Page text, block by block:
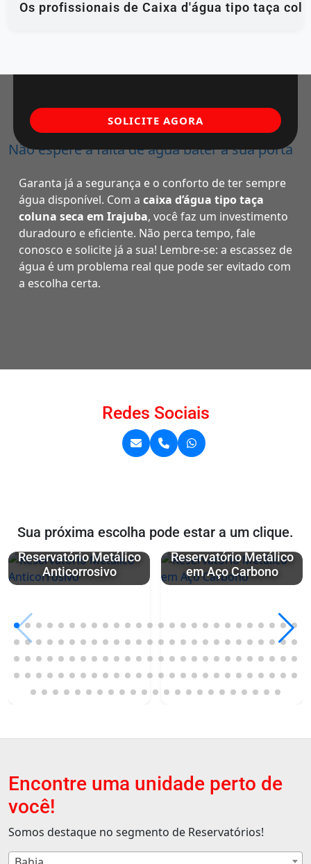
Os profissionais de Caixa d'água tipo taça
Não espere a falta de água bater à sua porta
Garanta já a segurança e o conforto de ter sempre
água disponível. Com a caixa d’água tipo taça
coluna seca em Irajuba, você faz um investimento
duradouro e eficiente. Não perca tempo, fale
conosco e solicite já a sua! Lembre-se: a escassez de
água é um problema real que pode ser evitado com
a escolha certa.
SOLICITE AGORA
Redes Sociais
Sua próxima escolha pode estar a um clique.
Reservatório Metálico
Anticorrosivo
Reservatório Metálico
em Aço Carbono
Encontre uma unidade perto de
você!
Somos destaque no segmento de Reservatórios!